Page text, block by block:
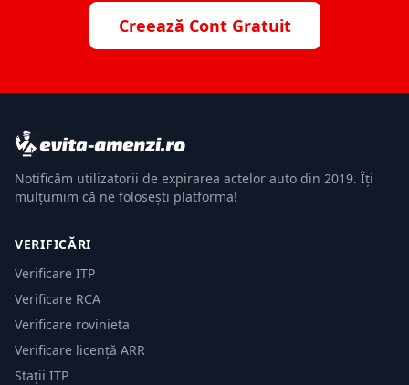
Creează Cont Gratuit
Notificăm utilizatorii de expirarea actelor auto din 2019. Îți
mulțumim că ne folosești platforma!
VERIFICĂRI
Verificare ITP
Verificare RCA
Verificare rovinieta
Verificare licență ARR
Stații ITP